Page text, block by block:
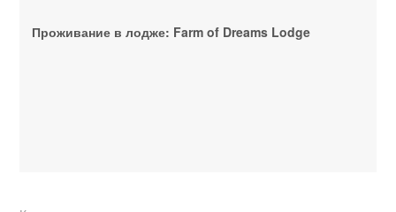
Проживание в лодже: Farm of Dreams Lodge